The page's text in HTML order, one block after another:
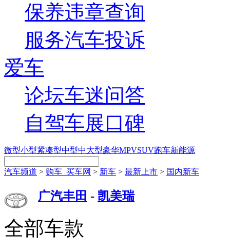
保养违章查询
服务汽车投诉
爱车
论坛车迷问答
自驾车展口碑
微型小型紧凑型中型中大型豪华MPVSUV跑车新能源
汽车频道 > 购车_买车网 > 新车 > 最新上市 > 国内新车
广汽丰田 - 凯美瑞
全部车款